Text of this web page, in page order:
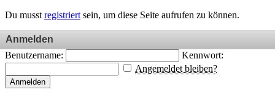
Du musst registriert sein, um diese Seite aufrufen zu können.
Anmelden
Benutzername:
Kennwort:
Angemeldet bleiben?
Anmelden